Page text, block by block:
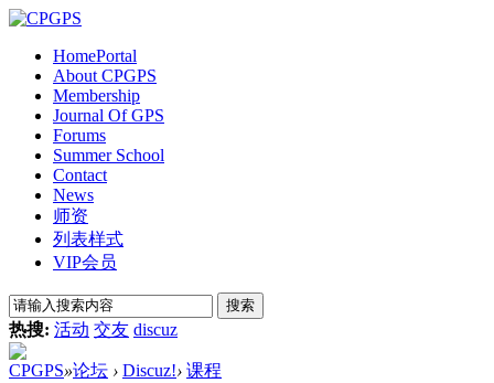
HomePortal
About CPGPS
Membership
Journal Of GPS
Forums
Summer School
Contact
News
师资
列表样式
VIP会员
搜索
热搜: 活动 交友 discuz
CPGPS»论坛 › Discuz!› 课程